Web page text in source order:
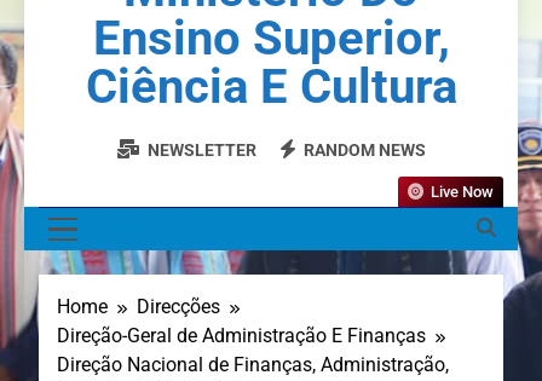
Ensino Superior,
Ciência E Cultura
NEWSLETTER RANDOM NEWS
Live Now
Home
Direcções
Direção-Geral de Administração E Finanças
Direção Nacional de Finanças, Administração,